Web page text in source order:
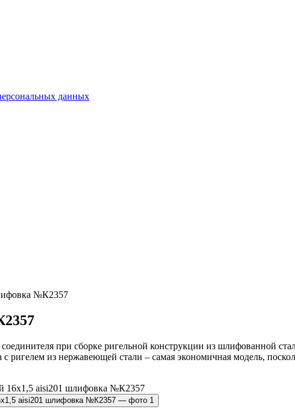
данных
№К2357
при сборке ригельной конструкции из шлифованной
ригелем из нержавеющей стали – самая экономичная модель,